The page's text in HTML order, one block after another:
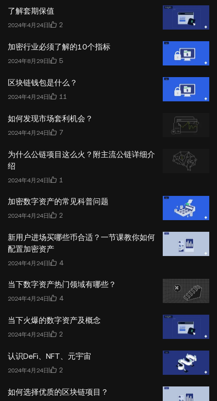
了解套期保值
2024年4月24日 2
加密行业必须了解的10个指标
2024年8月29日 5
区块链钱包是什么？
2024年4月24日 11
如何发现市场套利机会？
2024年4月24日 7
为什么公链项目这么火？附主流公链详细介
绍
2024年4月24日 1
加密数字资产的常见科普问题
2024年4月24日 2
新用户进场买哪些币合适？一节课教你如何
配置加密资产
2024年4月24日 4
当下数字资产热门领域有哪些？
2024年4月24日 4
当下火爆的数字资产及概念
2024年4月24日 2
认识DeFi、NFT、元宇宙
2024年4月24日 2
如何选择优质的区块链项目？